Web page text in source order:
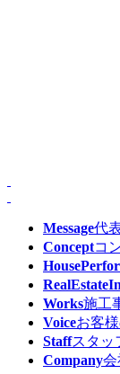
Message代
Conceptコ
Works施工
Voiceお客
Staffスタッ
Company会